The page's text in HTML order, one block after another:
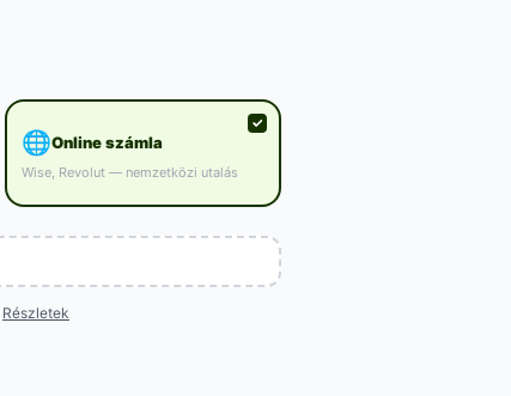
🌐Online számla
Wise, Revolut — nemzetközi utalás
Részletek